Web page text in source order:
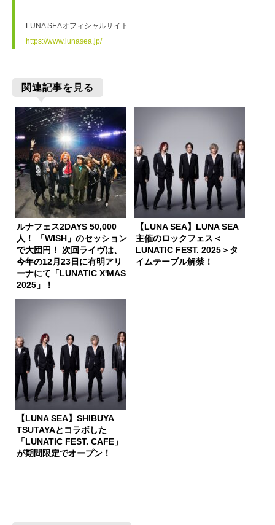
LUNA SEAオフィシャルサイト
https://www.lunasea.jp/
関連記事を見る
ルナフェス2DAYS 50,000
人！ 「WISH」のセッション
で大団円！ 次回ライヴは、
今年の12月23日に有明アリ
ーナにて「LUNATIC X'MAS
2025」！
【LUNA SEA】LUNA SEA
主催のロックフェス＜
LUNATIC FEST. 2025＞タ
イムテーブル解禁！
【LUNA SEA】SHIBUYA
TSUTAYAとコラボした
「LUNATIC FEST. CAFE」
が期間限定でオープン！